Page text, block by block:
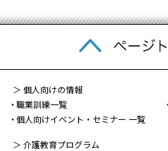
＞ 個人向けの情報
職業訓練一覧
個人向けイベント・セミナー 一覧
＞ 介護教育プログラム